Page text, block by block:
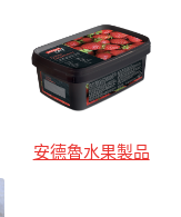
安德魯水果製品